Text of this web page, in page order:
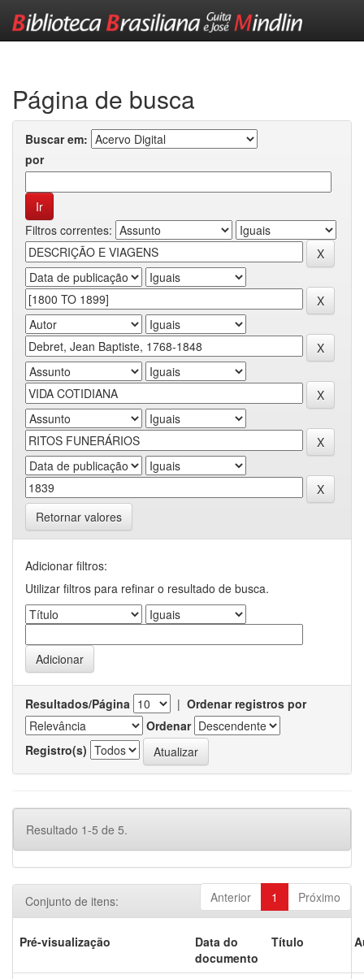
Página de busca
Buscar em:
por
Filtros correntes:
Retornar valores
Adicionar filtros:
Utilizar filtros para refinar o resultado de busca.
Resultados/Página | Ordenar registros por
Ordenar
Registro(s)
Resultado 1-5 de 5.
Anterior 1 Próximo
Conjunto de itens:
Pré-visualização
Data do
documento
Título